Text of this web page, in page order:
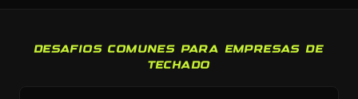
DESAFIOS COMUNES PARA EMPRESAS DE
TECHADO